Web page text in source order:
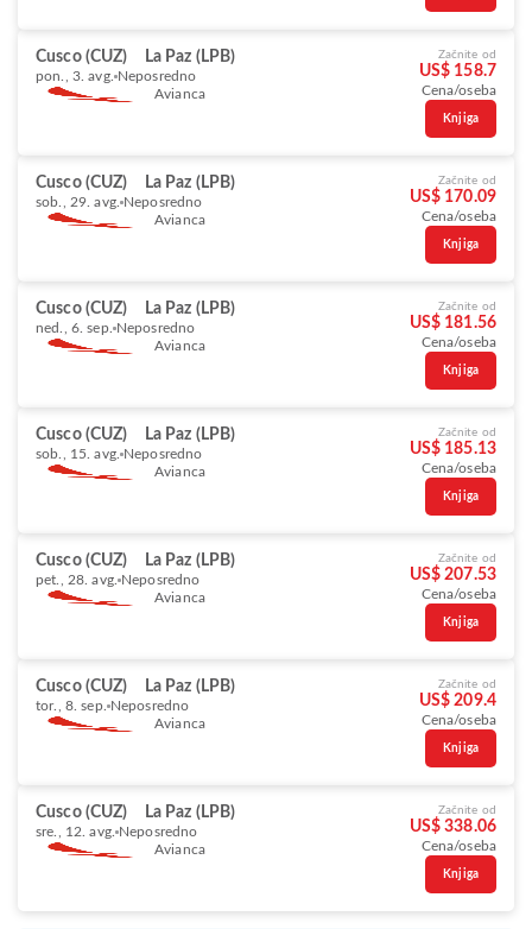
Cusco (CUZ) La Paz (LPB)
pon., 3. avg. Neposredno
Avianca
Začnite od
US$ 158.7
Cena/oseba
Knjiga
Cusco (CUZ) La Paz (LPB)
sob., 29. avg. Neposredno
Avianca
Začnite od
US$ 170.09
Cena/oseba
Knjiga
Cusco (CUZ) La Paz (LPB)
ned., 6. sep. Neposredno
Avianca
Začnite od
US$ 181.56
Cena/oseba
Knjiga
Cusco (CUZ) La Paz (LPB)
sob., 15. avg. Neposredno
Avianca
Začnite od
US$ 185.13
Cena/oseba
Knjiga
Cusco (CUZ) La Paz (LPB)
pet., 28. avg. Neposredno
Avianca
Začnite od
US$ 207.53
Cena/oseba
Knjiga
Cusco (CUZ) La Paz (LPB)
tor., 8. sep. Neposredno
Avianca
Začnite od
US$ 209.4
Cena/oseba
Knjiga
Cusco (CUZ) La Paz (LPB)
sre., 12. avg. Neposredno
Avianca
Začnite od
US$ 338.06
Cena/oseba
Knjiga